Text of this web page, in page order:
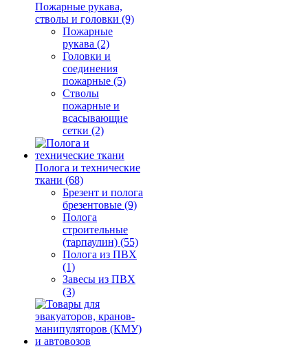
Пожарные рукава,
стволы и головки (9)
Пожарные
рукава (2)
Головки и
соединения
пожарные (5)
Стволы
пожарные и
всасывающие
сетки (2)
Полога и технические
ткани (68)
Брезент и полога
брезентовые (9)
Полога
строительные
(тарпаулин) (55)
Полога из ПВХ
(1)
Завесы из ПВХ
(3)